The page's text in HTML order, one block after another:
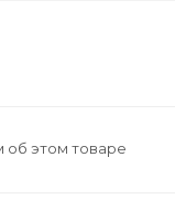
об этом товаре